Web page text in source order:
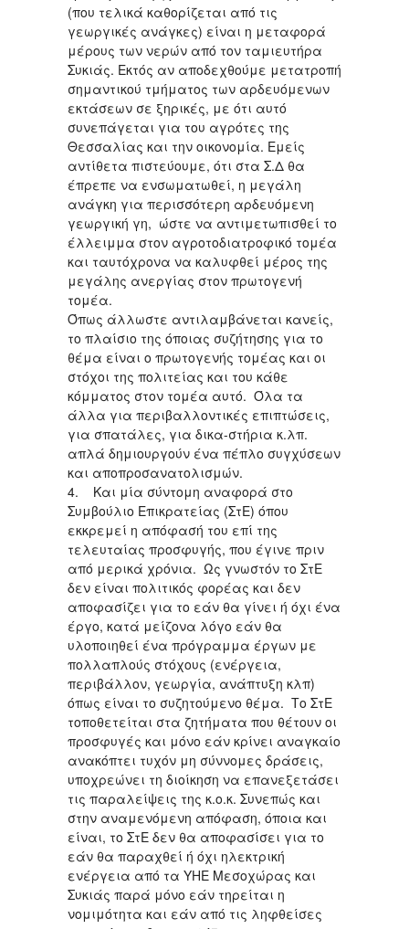
(που τελικά καθορίζεται από τις
γεωργικές ανάγκες) είναι η μεταφορά
μέρους των νερών από τον ταμιευτήρα
Συκιάς. Εκτός αν αποδεχθούμε μετατροπή
σημαντικού τμήματος των αρδευόμενων
εκτάσεων σε ξηρικές, με ότι αυτό
συνεπάγεται για του αγρότες της
Θεσσαλίας και την οικονομία. Εμείς
αντίθετα πιστεύουμε, ότι στα Σ.Δ θα
έπρεπε να ενσωματωθεί, η μεγάλη
ανάγκη για περισσότερη αρδευόμενη
γεωργική γη, ώστε να αντιμετωπισθεί το
έλλειμμα στον αγροτοδιατροφικό τομέα
και ταυτόχρονα να καλυφθεί μέρος της
μεγάλης ανεργίας στον πρωτογενή
τομέα.
Όπως άλλωστε αντιλαμβάνεται κανείς,
το πλαίσιο της όποιας συζήτησης για το
θέμα είναι ο πρωτογενής τομέας και οι
στόχοι της πολιτείας και του κάθε
κόμματος στον τομέα αυτό. Όλα τα
άλλα για περιβαλλοντικές επιπτώσεις,
για σπατάλες, για δικα-στήρια κ.λπ.
απλά δημιουργούν ένα πέπλο συγχύσεων
και αποπροσανατολισμών.
4. Και μία σύντομη αναφορά στο
Συμβούλιο Επικρατείας (ΣτΕ) όπου
εκκρεμεί η απόφασή του επί της
τελευταίας προσφυγής, που έγινε πριν
από μερικά χρόνια. Ως γνωστόν το ΣτΕ
δεν είναι πολιτικός φορέας και δεν
αποφασίζει για το εάν θα γίνει ή όχι ένα
έργο, κατά μείζονα λόγο εάν θα
υλοποιηθεί ένα πρόγραμμα έργων με
πολλαπλούς στόχους (ενέργεια,
περιβάλλον, γεωργία, ανάπτυξη κλπ)
όπως είναι το συζητούμενο θέμα. Το ΣτΕ
τοποθετείται στα ζητήματα που θέτουν οι
προσφυγές και μόνο εάν κρίνει αναγκαίο
ανακόπτει τυχόν μη σύννομες δράσεις,
υποχρεώνει τη διοίκηση να επανεξετάσει
τις παραλείψεις της κ.ο.κ. Συνεπώς και
στην αναμενόμενη απόφαση, όποια και
είναι, το ΣτΕ δεν θα αποφασίσει για το
εάν θα παραχθεί ή όχι ηλεκτρική
ενέργεια από τα ΥΗΕ Μεσοχώρας και
Συκιάς παρά μόνο εάν τηρείται η
νομιμότητα και εάν από τις ληφθείσες